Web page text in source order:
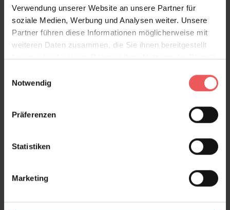
Verwendung unserer Website an unsere Partner für
soziale Medien, Werbung und Analysen weiter. Unsere
Partner führen diese Informationen möglicherweise mit
weiteren Daten zusammen, die Sie ihnen bereitgestellt
haben oder die sie im Rahmen Ihrer Nutzung der Dienste
Notwendig
Präferenzen
Statistiken
Marketing